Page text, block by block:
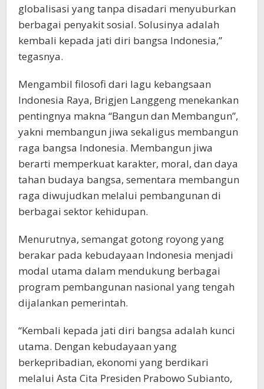
globalisasi yang tanpa disadari menyuburkan
berbagai penyakit sosial. Solusinya adalah
kembali kepada jati diri bangsa Indonesia,”
tegasnya.
Mengambil filosofi dari lagu kebangsaan
Indonesia Raya, Brigjen Langgeng menekankan
pentingnya makna “Bangun dan Membangun”,
yakni membangun jiwa sekaligus membangun
raga bangsa Indonesia. Membangun jiwa
berarti memperkuat karakter, moral, dan daya
tahan budaya bangsa, sementara membangun
raga diwujudkan melalui pembangunan di
berbagai sektor kehidupan.
Menurutnya, semangat gotong royong yang
berakar pada kebudayaan Indonesia menjadi
modal utama dalam mendukung berbagai
program pembangunan nasional yang tengah
dijalankan pemerintah.
“Kembali kepada jati diri bangsa adalah kunci
utama. Dengan kebudayaan yang
berkepribadian, ekonomi yang berdikari
melalui Asta Cita Presiden Prabowo Subianto,